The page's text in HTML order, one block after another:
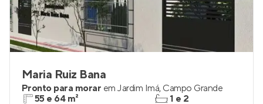
Maria Ruiz Bana
Pronto para morar em Jardim Imá, Campo Grande
55 e 64 m²
1 e 2